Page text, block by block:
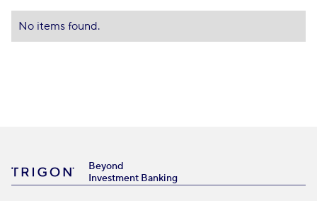
No items found.
Beyond
Investment Banking